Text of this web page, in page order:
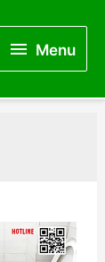
MenuMenu